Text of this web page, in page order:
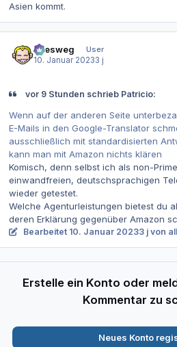
Asien kommt.
allesweg
User
10. Januar 20233 j
vor 9 Stunden schrieb Patricio:
Wenn auf der anderen Seite
E-Mails in den Google-Translator
ausschließlich mit standardisierten
kann man mit Amazon nichts klären
Komisch, denn selbst ich als non-
einwandfreien, deutschsprachigen
wieder getestet.
Welche Agenturleistungen bietest du
deren Erklärung gegenüber Amazon
Bearbeitet 10. Januar 20233 j von
Erstelle ein Konto oder
Kommentar zu
Neues Konto